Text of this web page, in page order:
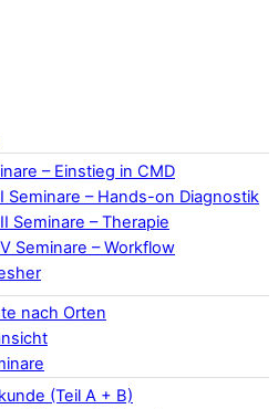
– Einstieg in CMD
Seminare – Hands-on Diagnostik
Seminare – Therapie
Seminare – Workflow
nach Orten
(Teil A + B)